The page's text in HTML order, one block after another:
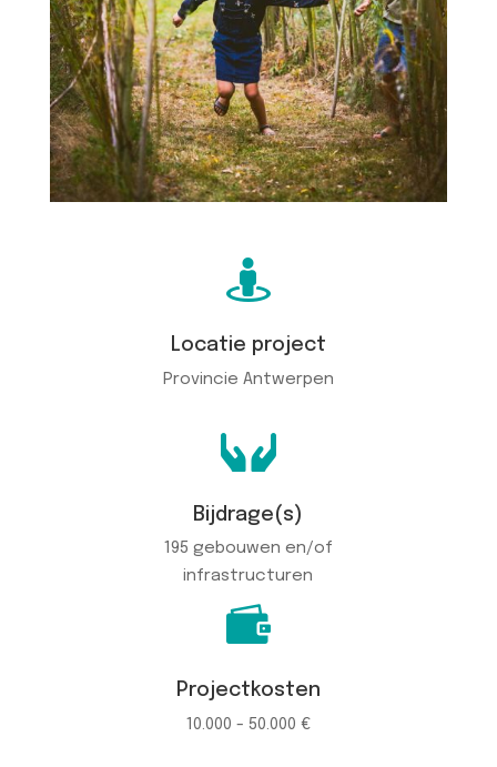

Locatie project
Provincie Antwerpen

Bijdrage(s)
195 gebouwen en/of
infrastructuren

Projectkosten
10.000 - 50.000 €